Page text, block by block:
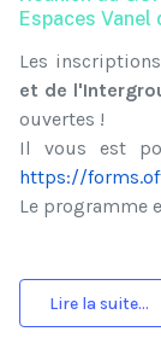
Espaces Vanel
Les
et de
ouvertes !
Il vous est
https://
Le programme
Lire la suite...